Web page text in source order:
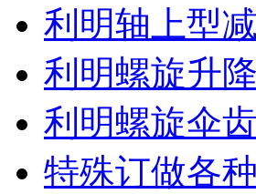
利明轴上型
利明螺旋升
利明螺旋伞
特殊订做各